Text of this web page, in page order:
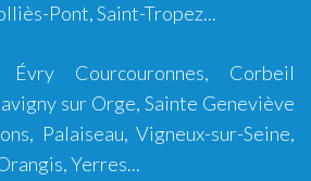
Pont,Saint-Tropez...
Courcouronnes, Corbeil
sur Orge, Sainte Geneviève
Palaiseau, Vigneux-sur-Seine,
Yerres...